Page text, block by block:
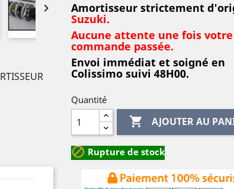

Amortisseur strictement
Suzuki.
Aucune attente une fois votre
commande passée.
Envoi immédiat et soigné en
Colissimo suivi 48H00.
Quantité
 AJOUTER AU
 Rupture de stock